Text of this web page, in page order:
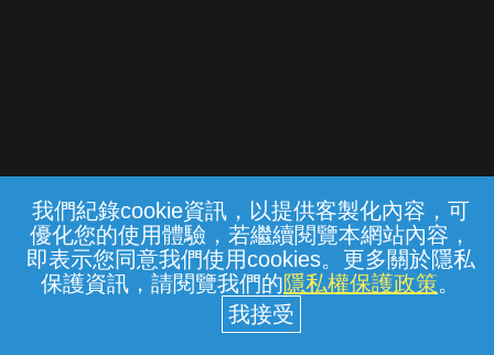
我們紀錄cookie資訊，以提供客製化內容，可
優化您的使用體驗，若繼續閱覽本網站內容，
即表示您同意我們使用cookies。更多關於隱私
保護資訊，請閱覽我們的隱私權保護政策。
常見問題 線上客服 服務條款 隱私權保護
中華電信股份有限公司個人家庭分公司
(統一編號：96979949) © 2026
{{notifyMsg}}